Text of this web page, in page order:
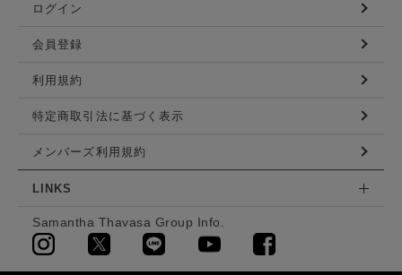
ログイン
会員登録
利用規約
特定商取引法に基づく表示
メンバーズ利用規約
LINKS
Samantha Thavasa Group Info.